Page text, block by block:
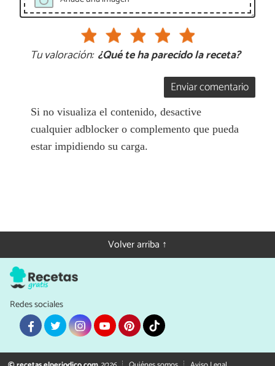
Tu valoración: ¿Qué te ha parecido la receta?
Enviar comentario
Si no visualiza el contenido, desactive
cualquier adblocker o complemento que pueda
estar impidiendo su carga.
Volver arriba ↑
Redes sociales